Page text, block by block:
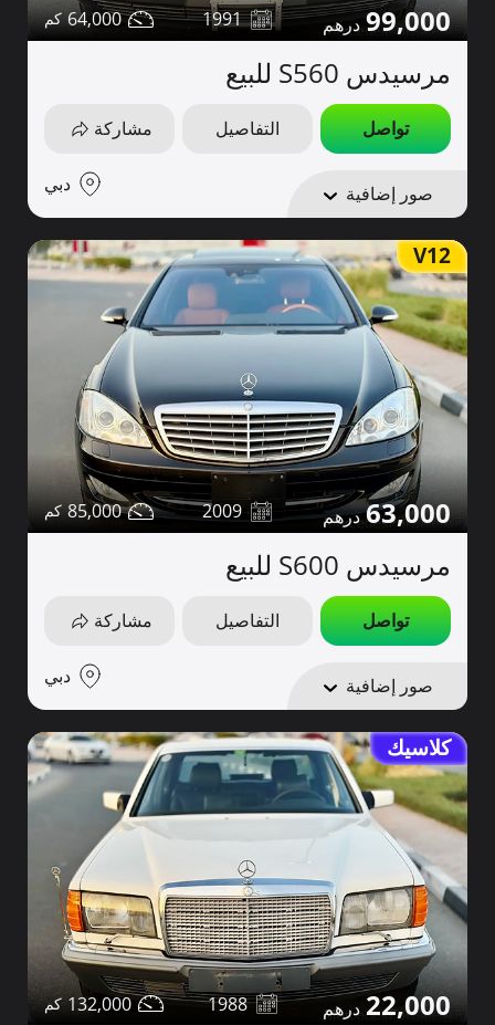
99,000
1991
64,000
مرسيدس S560 للبيع
تواصل التفاصيل مشاركة
صور إضافية دبي
V12
63,000
2009
85,000
مرسيدس S600 للبيع
تواصل التفاصيل مشاركة
صور إضافية دبي
كلاسيك
22,000
1988
132,000